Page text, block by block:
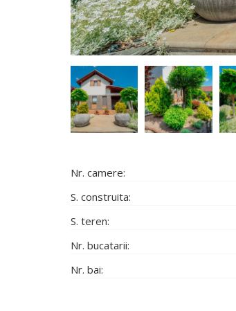
Nr. camere:
S. construita:
S. teren:
Nr. bucatarii:
Nr. bai: